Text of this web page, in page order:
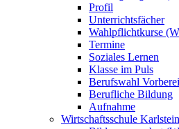
Profil
Unterrichtsfächer
Wahlpflichtkurse
Termine
Soziales Lernen
Klasse im Puls
Berufswahl
Berufliche Bildung
Aufnahme
Wirtschaftsschule Karlstein